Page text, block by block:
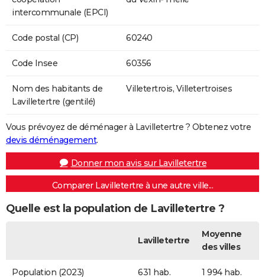
intercommunale (EPCI)
Code postal (CP) 60240
Code Insee 60356
Nom des habitants de
Lavilletertre (gentilé)
Villetertrois, Villetertroises
Vous prévoyez de déménager à Lavilletertre ? Obtenez votre
devis déménagement.
Donner mon avis sur Lavilletertre
Comparer Lavilletertre à une autre ville...
Quelle est la population de Lavilletertre ?
Lavilletertre
Moyenne
des villes
Population (2023) 631 hab. 1 994 hab.